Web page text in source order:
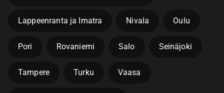
Lappeenranta ja Imatra Nivala Oulu
Pori Rovaniemi Salo Seinäjoki
Tampere Turku Vaasa